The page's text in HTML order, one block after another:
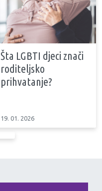
Šta LGBTI djeci znači
roditeljsko
prihvatanje?
19. 01. 2026